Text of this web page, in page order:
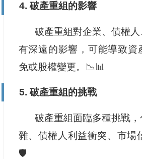
4. 破產重組的影響
破產重組對企業、債權
有深遠的影響，可能導致資
免或股權變更。📉📊
5. 破產重組的挑戰
破產重組面臨多種挑戰
雜、債權人利益衝突、市
🛡️